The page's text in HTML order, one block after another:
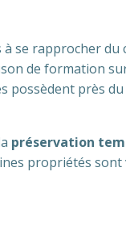
se rapprocher du
de formation
près
préservation
propriétés